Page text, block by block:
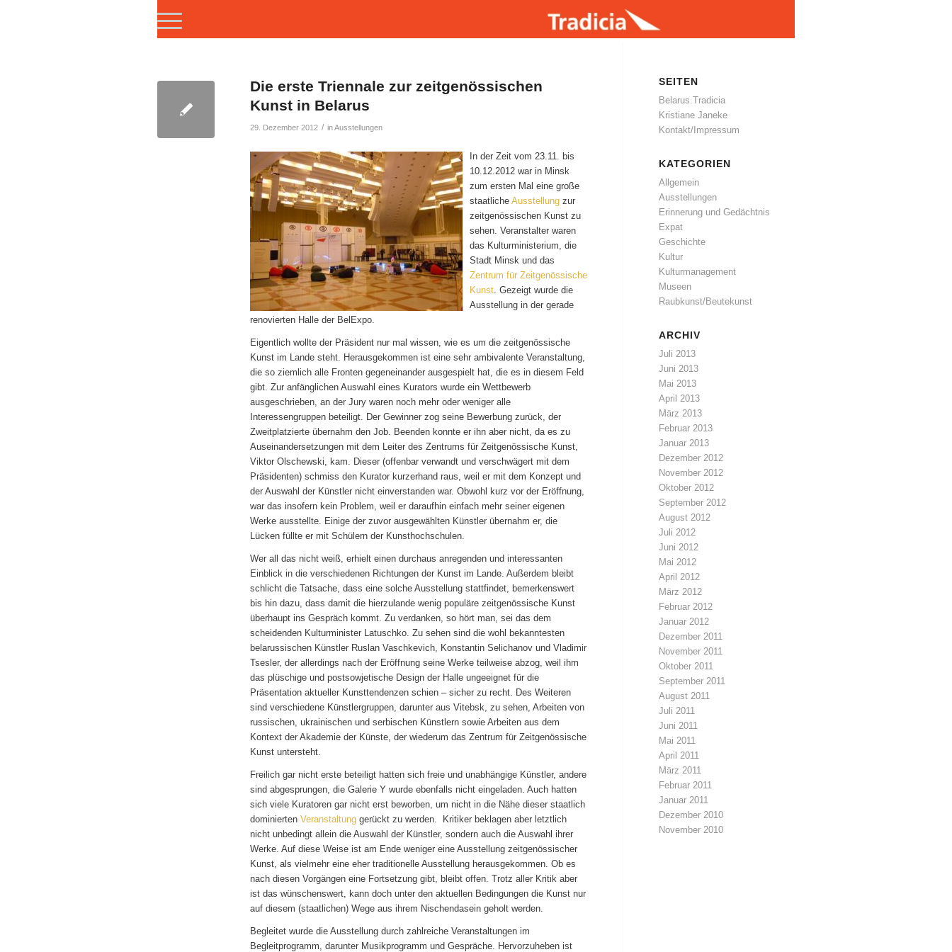
Die erste Triennale zur zeitgenössischen
Kunst in Belarus
29. Dezember 2012 / inAusstellungen
In der Zeit vom 23.11. bis
10.12.2012 war in Minsk
zum ersten Mal eine große
staatliche Ausstellung zur
zeitgenössischen Kunst zu
sehen. Veranstalter waren
das Kulturministerium, die
Stadt Minsk und das
Zentrum für Zeitgenössische
Kunst. Gezeigt wurde die
Ausstellung in der gerade
renovierten Halle der BelExpo.
Eigentlich wollte der Präsident nur mal wissen, wie es um die zeitgenössische
Kunst im Lande steht. Herausgekommen ist eine sehr ambivalente Veranstaltung,
die so ziemlich alle Fronten gegeneinander ausgespielt hat, die es in diesem Feld
gibt. Zur anfänglichen Auswahl eines Kurators wurde ein Wettbewerb
ausgeschrieben, an der Jury waren noch mehr oder weniger alle
Interessengruppen beteiligt. Der Gewinner zog seine Bewerbung zurück, der
Zweitplatzierte übernahm den Job. Beenden konnte er ihn aber nicht, da es zu
Auseinandersetzungen mit dem Leiter des Zentrums für Zeitgenössische Kunst,
Viktor Olschewski, kam. Dieser (offenbar verwandt und verschwägert mit dem
Präsidenten) schmiss den Kurator kurzerhand raus, weil er mit dem Konzept und
der Auswahl der Künstler nicht einverstanden war. Obwohl kurz vor der Eröffnung,
war das insofern kein Problem, weil er daraufhin einfach mehr seiner eigenen
Werke ausstellte. Einige der zuvor ausgewählten Künstler übernahm er, die
Lücken füllte er mit Schülern der Kunsthochschulen.
Wer all das nicht weiß, erhielt einen durchaus anregenden und interessanten
Einblick in die verschiedenen Richtungen der Kunst im Lande. Außerdem bleibt
schlicht die Tatsache, dass eine solche Ausstellung stattfindet, bemerkenswert
bis hin dazu, dass damit die hierzulande wenig populäre zeitgenössische Kunst
überhaupt ins Gespräch kommt. Zu verdanken, so hört man, sei das dem
scheidenden Kulturminister Latuschko. Zu sehen sind die wohl bekanntesten
belarussischen Künstler Ruslan Vaschkevich, Konstantin Selichanov und Vladimir
Tsesler, der allerdings nach der Eröffnung seine Werke teilweise abzog, weil ihm
das plüschige und postsowjetische Design der Halle ungeeignet für die
Präsentation aktueller Kunsttendenzen schien – sicher zu recht. Des Weiteren
sind verschiedene Künstlergruppen, darunter aus Vitebsk, zu sehen, Arbeiten von
russischen, ukrainischen und serbischen Künstlern sowie Arbeiten aus dem
Kontext der Akademie der Künste, der wiederum das Zentrum für Zeitgenössische
Kunst untersteht.
Freilich gar nicht erste beteiligt hatten sich freie und unabhängige Künstler, andere
sind abgesprungen, die Galerie Y wurde ebenfalls nicht eingeladen. Auch hatten
sich viele Kuratoren gar nicht erst beworben, um nicht in die Nähe dieser staatlich
dominierten Veranstaltung gerückt zu werden. Kritiker beklagen aber letztlich
nicht unbedingt allein die Auswahl der Künstler, sondern auch die Auswahl ihrer
Werke. Auf diese Weise ist am Ende weniger eine Ausstellung zeitgenössischer
Kunst, als vielmehr eine eher traditionelle Ausstellung herausgekommen. Ob es
nach diesen Vorgängen eine Fortsetzung gibt, bleibt offen. Trotz aller Kritik aber
ist das wünschenswert, kann doch unter den aktuellen Bedingungen die Kunst nur
auf diesem (staatlichen) Wege aus ihrem Nischendasein geholt werden.
Begleitet wurde die Ausstellung durch zahlreiche Veranstaltungen im
Begleitprogramm, darunter Musikprogramm und Gespräche. Hervorzuheben ist
SEITEN
Belarus.Tradicia
Kristiane Janeke
Kontakt/Impressum
KATEGORIEN
Allgemein
Ausstellungen
Erinnerung und Gedächtnis
Expat
Geschichte
Kultur
Kulturmanagement
Museen
Raubkunst/Beutekunst
ARCHIV
Juli 2013
Juni 2013
Mai 2013
April 2013
März 2013
Februar 2013
Januar 2013
Dezember 2012
November 2012
Oktober 2012
September 2012
August 2012
Juli 2012
Juni 2012
Mai 2012
April 2012
März 2012
Februar 2012
Januar 2012
Dezember 2011
November 2011
Oktober 2011
September 2011
August 2011
Juli 2011
Juni 2011
Mai 2011
April 2011
März 2011
Februar 2011
Januar 2011
Dezember 2010
November 2010